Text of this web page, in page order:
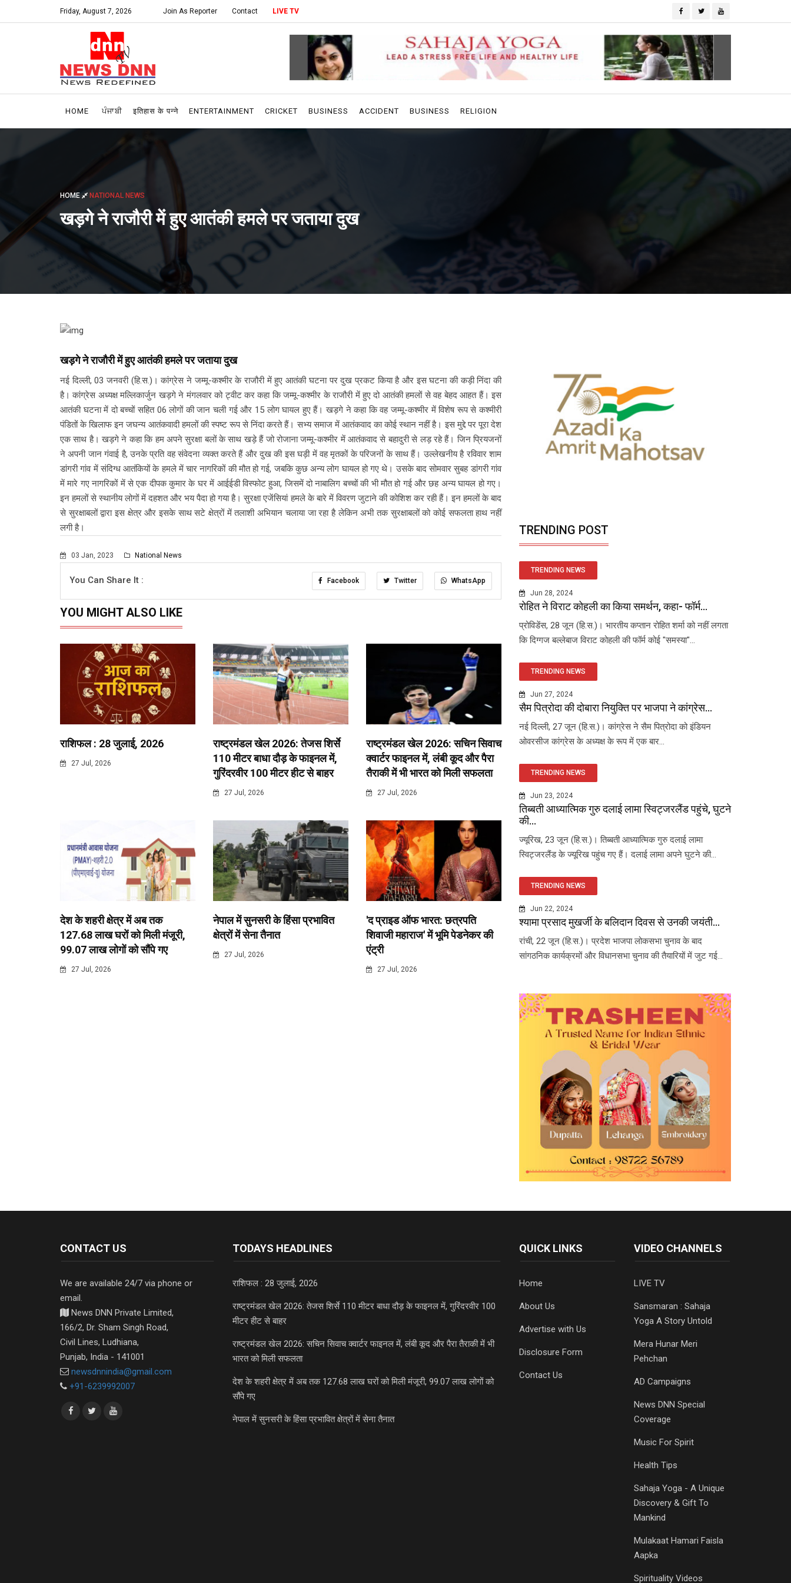
Friday, August 7, 2026 Join As Reporter Contact LIVE TV
HOME ਪੰਜਾਬੀ इतिहास के पन्ने ENTERTAINMENT CRICKET BUSINESS ACCIDENT BUSINESS RELIGION
HOME NATIONAL NEWS
खड़गे ने राजौरी में हुए आतंकी हमले पर जताया दुख
खड़गे ने राजौरी में हुए आतंकी हमले पर जताया दुख
नई दिल्ली, 03 जनवरी (हि.स.)। कांग्रेस ने जम्मू-कश्मीर के राजौरी में हुए आतंकी घटना पर दुख प्रकट किया है और इस घटना की कड़ी निंदा की
है। कांग्रेस अध्यक्ष मल्लिकार्जुन खड़गे ने मंगलवार को ट्वीट कर कहा कि जम्मू-कश्मीर के राजौरी में हुए दो आतंकी हमलों से वह बेहद आहत हैं। इस
आतंकी घटना में दो बच्चों सहित 06 लोगों की जान चली गई और 15 लोग घायल हुए हैं। खड़गे ने कहा कि वह जम्मू-कश्मीर में विशेष रूप से कश्मीरी
पंडितों के खिलाफ इन जघन्य आतंकवादी हमलों की स्पष्ट रूप से निंदा करते हैं। सभ्य समाज में आतंकवाद का कोई स्थान नहीं है। इस मुद्दे पर पूरा देश
एक साथ है। खड़गे ने कहा कि हम अपने सुरक्षा बलों के साथ खड़े हैं जो रोजाना जम्मू-कश्मीर में आतंकवाद से बहादुरी से लड़ रहे हैं। जिन प्रियजनों
ने अपनी जान गंवाई है, उनके प्रति वह संवेदना व्यक्त करते हैं और दुख की इस घड़ी में वह मृतकों के परिजनों के साथ हैं। उल्लेखनीय है रविवार शाम
डांगरी गांव में संदिग्ध आतंकियों के हमले में चार नागरिकों की मौत हो गई, जबकि कुछ अन्य लोग घायल हो गए थे। उसके बाद सोमवार सुबह डांगरी गांव
में मारे गए नागरिकों में से एक दीपक कुमार के घर में आईईडी विस्फोट हुआ, जिसमें दो नाबालिग बच्चों की भी मौत हो गई और छह अन्य घायल हो गए।
इन हमलों से स्थानीय लोगों में दहशत और भय पैदा हो गया है। सुरक्षा एजेंसियां हमले के बारे में विवरण जुटाने की कोशिश कर रही हैं। इन हमलों के बाद
से सुरक्षाबलों द्वारा इस क्षेत्र और इसके साथ सटे क्षेत्रों में तलाशी अभियान चलाया जा रहा है लेकिन अभी तक सुरक्षाबलों को कोई सफलता हाथ नहीं
लगी है।
03 Jan, 2023 National News
You Can Share It : Facebook Twitter WhatsApp
YOU MIGHT ALSO LIKE
राशिफल : 28 जुलाई, 2026
27 Jul, 2026
राष्ट्रमंडल खेल 2026: तेजस शिर्से
110 मीटर बाधा दौड़ के फाइनल में,
गुरिंदरवीर 100 मीटर हीट से बाहर
27 Jul, 2026
राष्ट्रमंडल खेल 2026: सचिन सिवाच
क्वार्टर फाइनल में, लंबी कूद और पैरा
तैराकी में भी भारत को मिली सफलता
27 Jul, 2026
देश के शहरी क्षेत्र में अब तक
127.68 लाख घरों को मिली मंजूरी,
99.07 लाख लोगों को सौंपे गए
27 Jul, 2026
नेपाल में सुनसरी के हिंसा प्रभावित
क्षेत्रों में सेना तैनात
27 Jul, 2026
'द प्राइड ऑफ भारत: छत्रपति
शिवाजी महाराज' में भूमि पेडनेकर की
एंट्री
27 Jul, 2026
TRENDING POST
TRENDING NEWS
Jun 28, 2024
रोहित ने विराट कोहली का किया समर्थन, कहा- फॉर्म...
प्रोविडेंस, 28 जून (हि.स.)। भारतीय कप्तान रोहित शर्मा को नहीं लगता
कि दिग्गज बल्लेबाज विराट कोहली की फॉर्म कोई "समस्या"...
TRENDING NEWS
Jun 27, 2024
सैम पित्रोदा की दोबारा नियुक्ति पर भाजपा ने कांग्रेस...
नई दिल्ली, 27 जून (हि.स.)। कांग्रेस ने सैम पित्रोदा को इंडियन
ओवरसीज कांग्रेस के अध्यक्ष के रूप में एक बार...
TRENDING NEWS
Jun 23, 2024
तिब्बती आध्यात्मिक गुरु दलाई लामा स्विट्जरलैंड पहुंचे, घुटने
की...
ज्यूरिख, 23 जून (हि.स.)। तिब्बती आध्यात्मिक गुरु दलाई लामा
स्विट्जरलैंड के ज्यूरिख पहुंच गए हैं। दलाई लामा अपने घुटने की...
TRENDING NEWS
Jun 22, 2024
श्यामा प्रसाद मुखर्जी के बलिदान दिवस से उनकी जयंती...
रांची, 22 जून (हि.स.)। प्रदेश भाजपा लोकसभा चुनाव के बाद
सांगठनिक कार्यक्रमों और विधानसभा चुनाव की तैयारियों में जुट गई...
CONTACT US
We are available 24/7 via phone or
email.
News DNN Private Limited,
166/2, Dr. Sham Singh Road,
Civil Lines, Ludhiana,
Punjab, India - 141001
newsdnnindia@gmail.com
+91-6239992007
TODAYS HEADLINES
राशिफल : 28 जुलाई, 2026
राष्ट्रमंडल खेल 2026: तेजस शिर्से 110 मीटर बाधा दौड़ के फाइनल में, गुरिंदरवीर 100
मीटर हीट से बाहर
राष्ट्रमंडल खेल 2026: सचिन सिवाच क्वार्टर फाइनल में, लंबी कूद और पैरा तैराकी में भी
भारत को मिली सफलता
देश के शहरी क्षेत्र में अब तक 127.68 लाख घरों को मिली मंजूरी, 99.07 लाख लोगों को
सौंपे गए
नेपाल में सुनसरी के हिंसा प्रभावित क्षेत्रों में सेना तैनात
QUICK LINKS
Home
About Us
Advertise with Us
Disclosure Form
Contact Us
VIDEO CHANNELS
LIVE TV
Sansmaran : Sahaja
Yoga A Story Untold
Mera Hunar Meri
Pehchan
AD Campaigns
News DNN Special
Coverage
Music For Spirit
Health Tips
Sahaja Yoga - A Unique
Discovery & Gift To
Mankind
Mulakaat Hamari Faisla
Aapka
Spirituality Videos